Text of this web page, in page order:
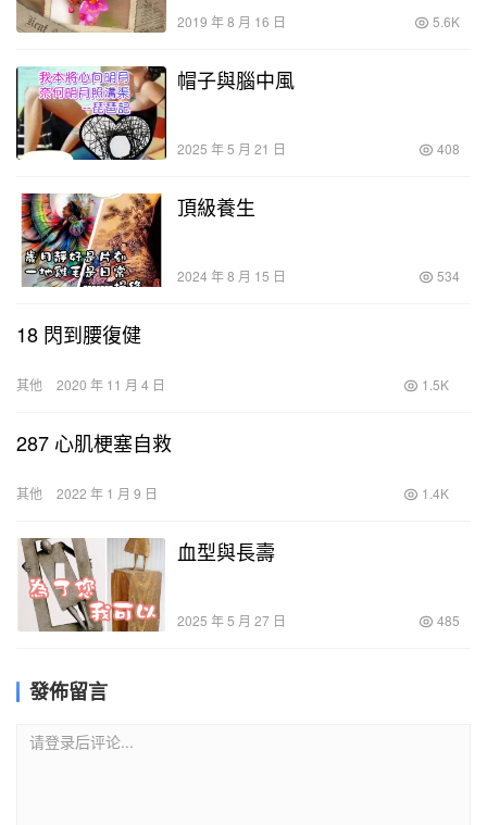
2019 年 8 月 16 日 5.6K
帽子與腦中風
2025 年 5 月 21 日 408
頂級養生
2024 年 8 月 15 日 534
18 閃到腰復健
其他 2020 年 11 月 4 日 1.5K
287 心肌梗塞自救
其他 2022 年 1 月 9 日 1.4K
血型與長壽
2025 年 5 月 27 日 485
發佈留言
请登录后评论...